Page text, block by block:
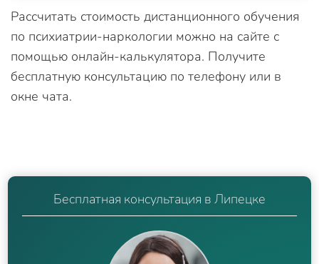
Рассчитать стоимость дистанционного обучения
по психиатрии-наркологии можно на сайте с
помощью онлайн-калькулятора. Получите
бесплатную консультацию по телефону или в
окне чата.
Бесплатная консультация в Липецке